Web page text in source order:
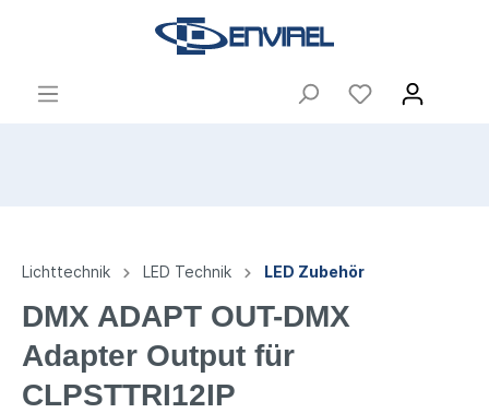
Lichttechnik LED Technik LED Zubehör
DMX ADAPT OUT-DMX
Adapter Output für
CLPSTTRI12IP